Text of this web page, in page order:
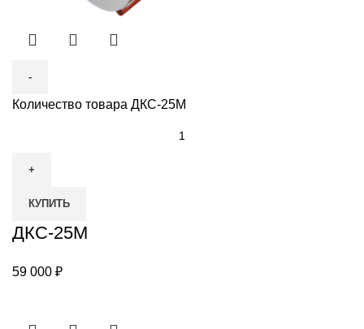
Количество товара ДКС-25М
КУПИТЬ
ДКС-25М
59 000 ₽